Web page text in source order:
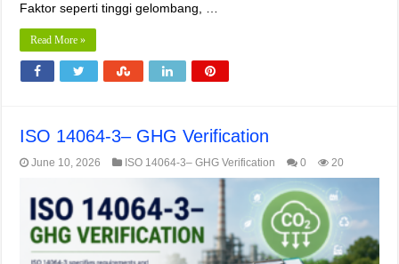
Faktor seperti tinggi gelombang, …
Read More »
ISO 14064‑3– GHG Verification
June 10, 2026 ISO 14064‑3– GHG Verification 0 20